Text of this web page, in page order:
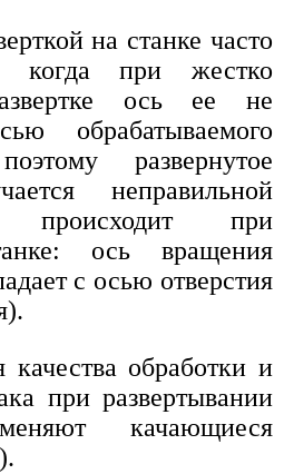
на станке часто
когда при жестко
ось ее не
обрабатываемого
развернутое
неправильной
при
ось вращения
с осью отверстия
обработки и
при развертывании
качающиеся